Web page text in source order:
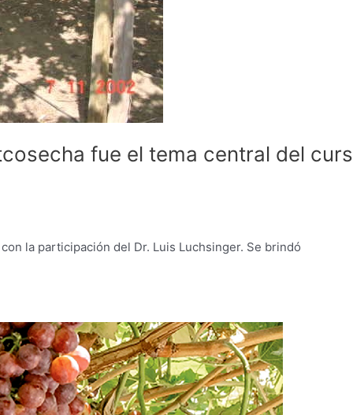
fue el tema central del
la participación del Dr. Luis Luchsinger. Se brindó